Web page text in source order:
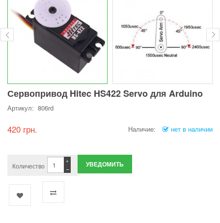
Сервопривод Hitec HS422 Servo для Arduino
Артикул: 806rd
420 грн. Наличие: нет в наличии
Количество −
+ УВЕДОМИТЬ